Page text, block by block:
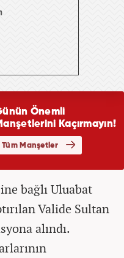
bağlı Uluabat
Valide Sultan
alındı.